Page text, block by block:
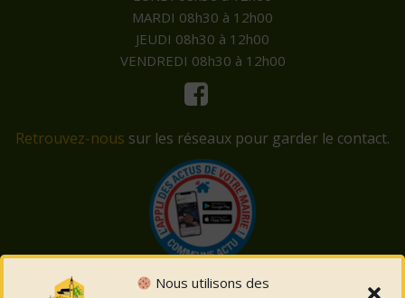
Nous utilisons des
MARDI 08h30 à 12h00
JEUDI 08h30 à 12h00
VENDREDI 08h30 à 12h00
Retrouvez-nous sur les réseaux pour garder le contact.